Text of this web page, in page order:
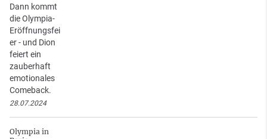
Dann kommt
die Olympia-
Eröffnungsfei
er - und Dion
feiert ein
zauberhaft
emotionales
Comeback.
28.07.2024
Olympia in